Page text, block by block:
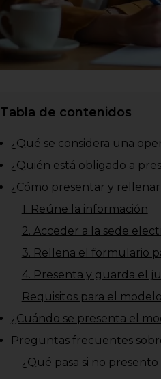
Tabla de contenidos
¿Qué se considera una
¿Quién está obligado a
¿Cómo presentar y
1. Reúne la información
2. Acceder a la sede
3. Rellena el formulario
4. Presenta y guarda el
Requisitos para el
¿Cuándo se presenta el
Preguntas frecuentes
¿Qué pasa si no